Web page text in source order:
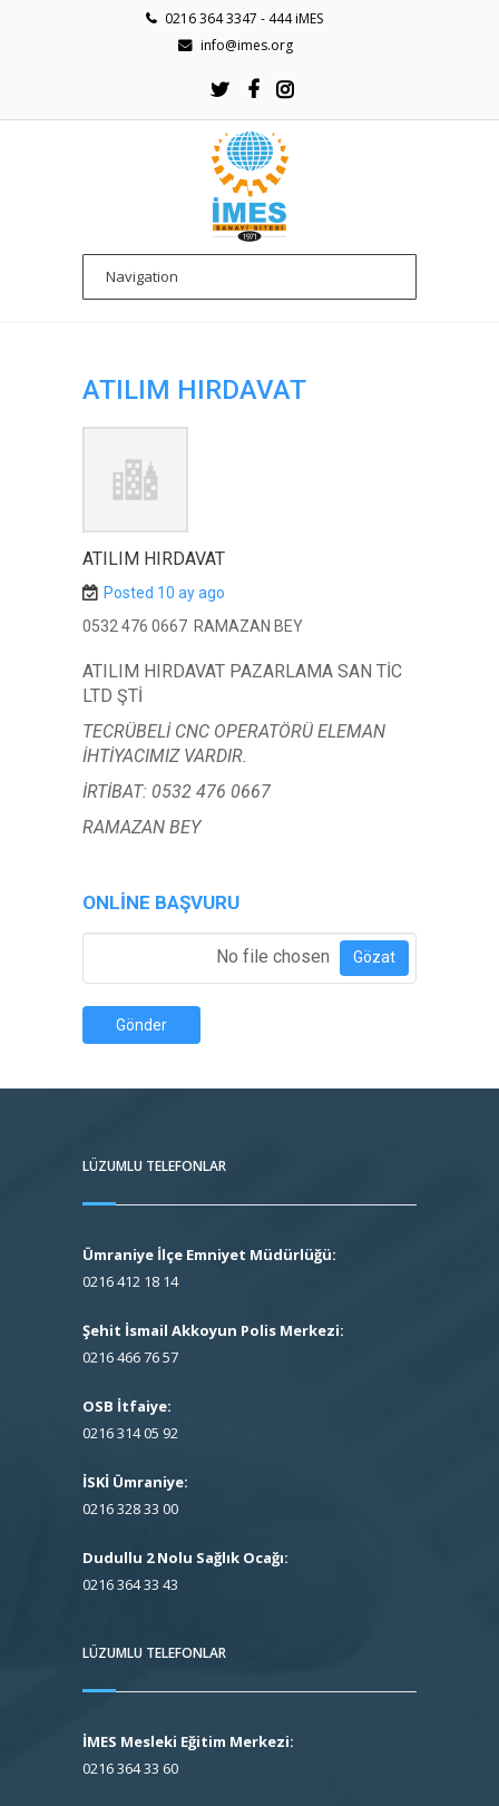
0216 364 3347 - 444 iMES
info@imes.org
ATILIM HIRDAVAT
ATILIM HIRDAVAT
Posted 10 ay ago
0532 476 0667 RAMAZAN BEY
ATILIM HIRDAVAT PAZARLAMA SAN TİC
LTD ŞTİ
TECRÜBELİ CNC OPERATÖRÜ ELEMAN
İHTİYACIMIZ VARDIR.
İRTİBAT: 0532 476 0667
RAMAZAN BEY
ONLINE BAŞVURU
No file chosen Gözat
Gönder
LÜZUMLU TELEFONLAR
Ümraniye İlçe Emniyet Müdürlüğü:
0216 412 18 14
Şehit İsmail Akkoyun Polis Merkezi:
0216 466 76 57
OSB İtfaiye:
0216 314 05 92
İSKİ Ümraniye:
0216 328 33 00
Dudullu 2 Nolu Sağlık Ocağı:
0216 364 33 43
LÜZUMLU TELEFONLAR
İMES Mesleki Eğitim Merkezi:
0216 364 33 60